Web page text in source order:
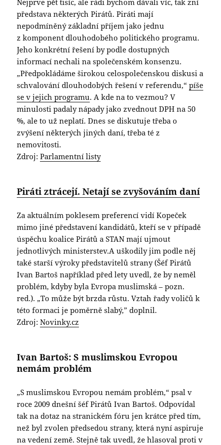
představa některých Pirátů. Piráti mají
nepodmíněný základní příjem jako jednu
z komponent dlouhodobého politického programu.
Jeho konkrétní řešení by podle dostupných
informací nechali na společenském konsenzu.
„Předpokládáme širokou celospolečenskou diskusi a
schvalování dlouhodobých řešení v referendu,“píše
se v jejich programu. A kde na to vezmou? V
minulosti padaly nápady jako zvednout DPH na 50
%, ale to už neplatí. Dnes se diskutuje třeba o
zvýšení některých jiných daní, třeba té z
nemovitosti.
Zdroj:Parlamentní listy
Piráti ztrácejí. Netají se zvyšováním daní
Za aktuálním poklesem preferencí vidí Kopeček
mimo jiné představení kandidátů, kteří se v případě
úspěchu koalice Pirátů a STAN mají ujmout
jednotlivých ministerstev.A uškodily jim podle něj
také starší výroky představitelů strany (Šéf Pirátů
Ivan Bartoš například před lety uvedl, že by neměl
problém, kdyby byla Evropa muslimská – pozn.
red.). „To může být brzda růstu. Vztah řady voličů k
této formaci je poměrně slabý,” doplnil.
Zdroj:Novinky.cz
Ivan Bartoš: S muslimskou Evropou
nemám problém
„S muslimskou Evropou nemám problém,“ psal v
roce 2009 dnešní šéf Pirátů Ivan Bartoš. Odpovídal
tak na dotaz na stranickém fóru jen krátce před tím,
než byl zvolen předsedou strany, která nyní aspiruje
na vedení země. Stejně tak uvedl, že hlasoval proti v